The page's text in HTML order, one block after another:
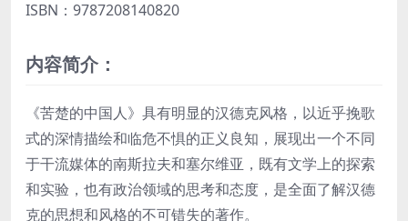
ISBN：9787208140820
内容简介：
《苦楚的中国人》具有明显的汉德克风格，以近乎挽歌
式的深情描绘和临危不惧的正义良知，展现出一个不同
于干流媒体的南斯拉夫和塞尔维亚，既有文学上的探索
和实验，也有政治领域的思考和态度，是全面了解汉德
克的思想和风格的不可错失的著作。